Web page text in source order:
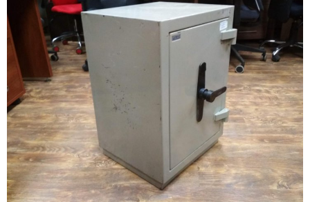
МЕТАЛЛИЧЕСКАЯ МЕБЕЛЬ
МЕТАЛЛИЧЕСКИЕ СТЕЛЛАЖИ
ПРОИЗВОДСТВЕННАЯ МЕБЕЛЬ
МЕДИЦИНСКАЯ МЕБЕЛЬ